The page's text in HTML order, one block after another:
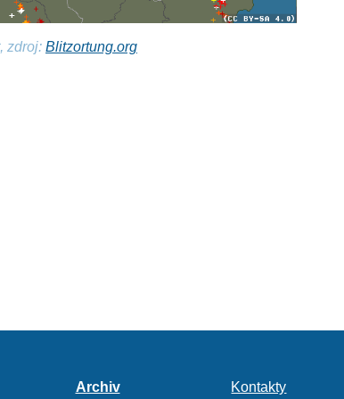
zdroj:Blitzortung.org
Archiv Kontakty